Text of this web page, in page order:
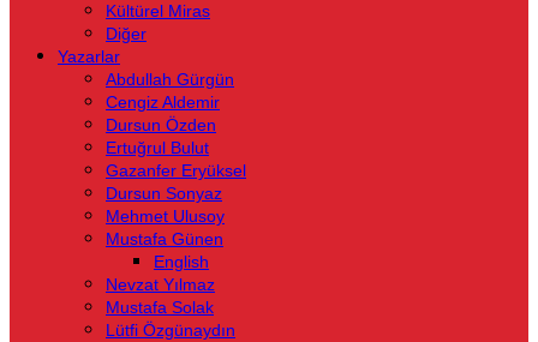
Kültürel Miras
Diğer
Yazarlar
Abdullah Gürgün
Cengiz Aldemir
Dursun Özden
Ertuğrul Bulut
Gazanfer Eryüksel
Dursun Sonyaz
Mehmet Ulusoy
Mustafa Günen
English
Nevzat Yılmaz
Mustafa Solak
Lütfi Özgünaydın